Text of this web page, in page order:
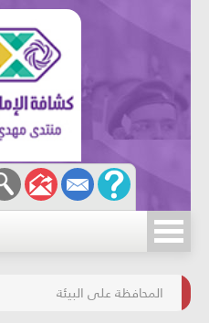
مسابقة الركب الحسينيّ
المحافظة على البيئة